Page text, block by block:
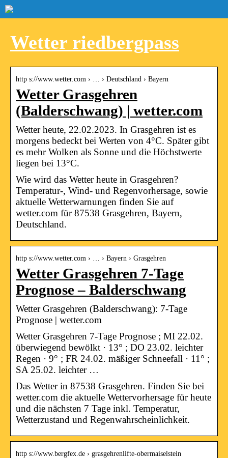
Wetter riedbergpass
http s://www.wetter.com › … › Deutschland › Bayern
Wetter Grasgehren
(Balderschwang) | wetter.com
Wetter heute, 22.02.2023. In Grasgehren ist es
morgens bedeckt bei Werten von 4°C. Später gibt
es mehr Wolken als Sonne und die Höchstwerte
liegen bei 13°C.
Wie wird das Wetter heute in Grasgehren?
Temperatur-, Wind- und Regenvorhersage, sowie
aktuelle Wetterwarnungen finden Sie auf
wetter.com für 87538 Grasgehren, Bayern,
Deutschland.
http s://www.wetter.com › … › Bayern › Grasgehren
Wetter Grasgehren 7-Tage
Prognose – Balderschwang
Wetter Grasgehren (Balderschwang): 7-Tage
Prognose | wetter.com
Wetter Grasgehren 7-Tage Prognose ; MI 22.02.
überwiegend bewölkt · 13° ; DO 23.02. leichter
Regen · 9° ; FR 24.02. mäßiger Schneefall · 11° ;
SA 25.02. leichter …
Das Wetter in 87538 Grasgehren. Finden Sie bei
wetter.com die aktuelle Wettervorhersage für heute
und die nächsten 7 Tage inkl. Temperatur,
Wetterzustand und Regenwahrscheinlichkeit.
http s://www.bergfex.de › grasgehrenlifte-obermaiselstein